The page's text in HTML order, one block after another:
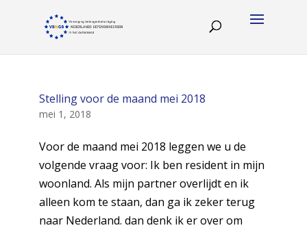
Stelling voor de maand mei 2018
mei 1, 2018
Voor de maand mei 2018 leggen we u de
volgende vraag voor: Ik ben resident in mijn
woonland. Als mijn partner overlijdt en ik
alleen kom te staan, dan ga ik zeker terug
naar Nederland. dan denk ik er over om